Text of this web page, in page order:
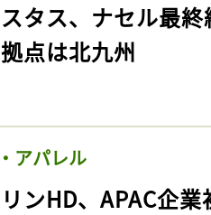
スタス、ナセル最
点は北九州
アパレル
リンHD、APAC企
お気に入りに
ログインが必
ログイン